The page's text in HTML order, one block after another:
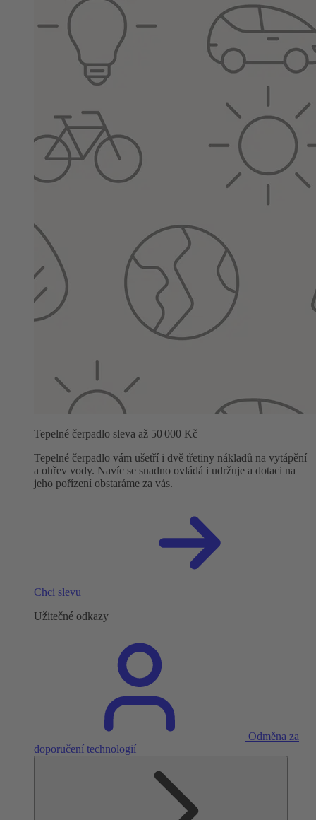
Tepelné čerpadlo sleva až 50 000 Kč
Tepelné čerpadlo vám ušetří i dvě třetiny nákladů na vytápění
a ohřev vody. Navíc se snadno ovládá i udržuje a dotaci na
jeho pořízení obstaráme za vás.
Chci slevu
Užitečné odkazy
Odměna za
doporučení technologií